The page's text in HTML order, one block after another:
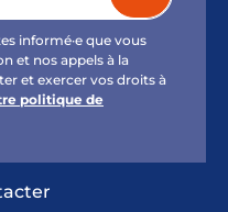
informé·e que vous
et nos appels à la
et exercer vos droits à
politique de